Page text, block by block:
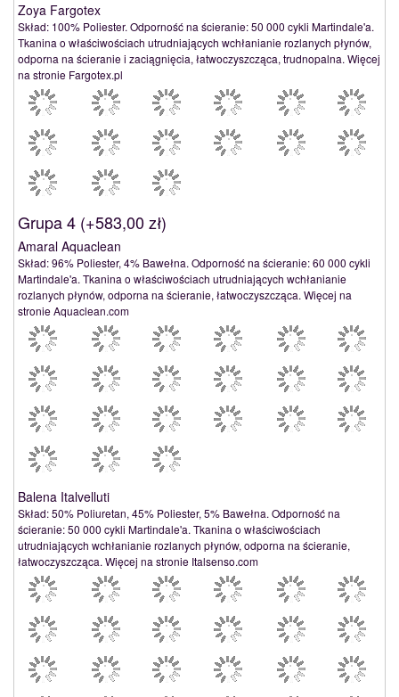
Zoya Fargotex
Skład: 100% Poliester. Odporność na ścieranie: 50 000 cykli Martindale'a.
Tkanina o właściwościach utrudniających wchłanianie rozlanych płynów,
odporna na ścieranie i zaciągnięcia, łatwoczyszcząca, trudnopalna. Więcej
na stronie Fargotex.pl
Grupa 4 (+583,00 zł)
Amaral Aquaclean
Skład: 96% Poliester, 4% Bawełna. Odporność na ścieranie: 60 000 cykli
Martindale'a. Tkanina o właściwościach utrudniających wchłanianie
rozlanych płynów, odporna na ścieranie, łatwoczyszcząca. Więcej na
stronie Aquaclean.com
Balena Italvelluti
Skład: 50% Poliuretan, 45% Poliester, 5% Bawełna. Odporność na
ścieranie: 50 000 cykli Martindale'a. Tkanina o właściwościach
utrudniających wchłanianie rozlanych płynów, odporna na ścieranie,
łatwoczyszcząca. Więcej na stronie Italsenso.com